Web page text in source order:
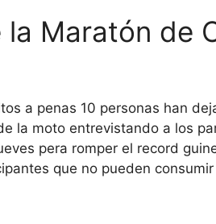
Maratón de
a penas 10 personas han
la moto entrevistando a los
pera romper el record
que no pueden